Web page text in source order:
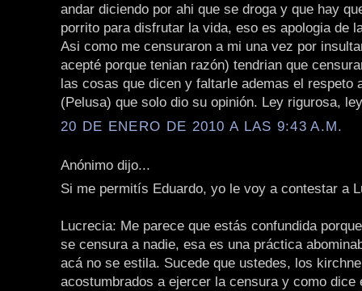
andar diciendo por ahi que se droga y que hay
porrito para disfrutar la vida, eso es apologia de
Asi como me censuraron a mi una vez por
acepté porque tenian razón) tendrian que
las cosas que dicen y faltarle ademas el respeto
(Pelusa) que solo dio su opinión. Ley rigurosa,
20 DE ENERO DE 2010 A LAS 9:43 A.M.
Anónimo dijo...
Si me permitís Eduardo, yo le voy a contestar a
Lucrecia: Me parece que estás confundida
se censura a nadie, esa es una práctica
acá no se estila. Sucede que ustedes, los
acostumbrados a ejercer la censura y como dice